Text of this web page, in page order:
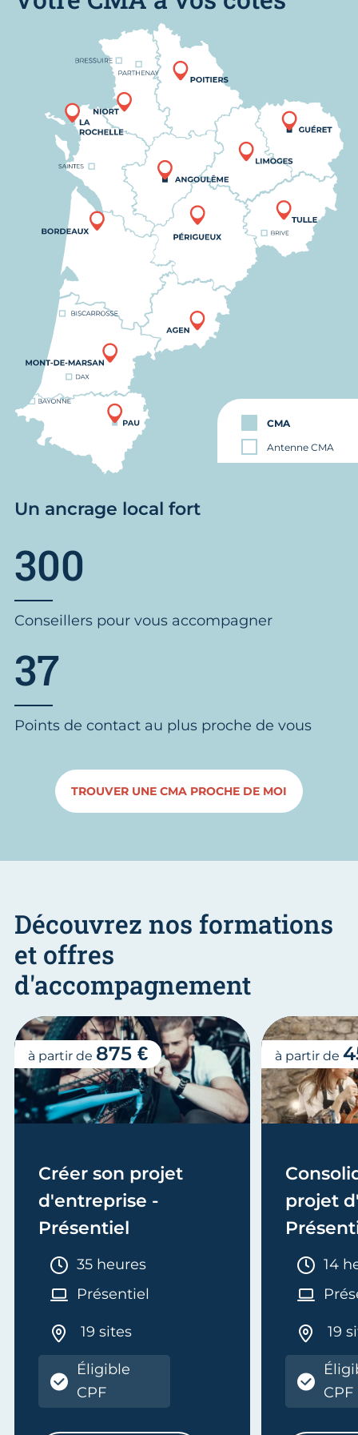
CMA
Antenne CMA
Un ancrage local fort
300
Conseillers pour vous accompagner
37
Points de contact au plus proche de vous
TROUVER UNE CMA PROCHE DE MOI
Découvrez nos formations
et offres
d'accompagnement
DE VOTRE ACTIVITÉ
Créer son projet
d'entreprise -
Présentiel
Durée :
35 heures
Présentiel
19 sites
Éligible
CPF
à partir de 875 €
projet
14
19
CPF
à partir de